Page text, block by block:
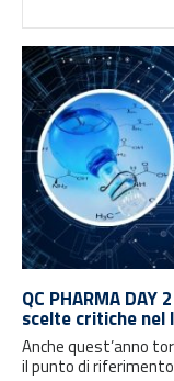
QC PHARMA
scelte critiche nel
Anche quest’anno
il punto di